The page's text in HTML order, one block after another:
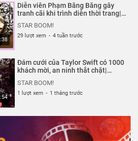
Diễn viên Phạm Băng Băng gây
tranh cãi khi trình diễn thời trang|
STAR BOOM!
29 lượt xem - 4 tuần trước
Đám cưới của Taylor Swift có 1000
khách mời, an ninh thắt chặt|
STAR BOOM!
1 lượt xem - 1 tháng trước